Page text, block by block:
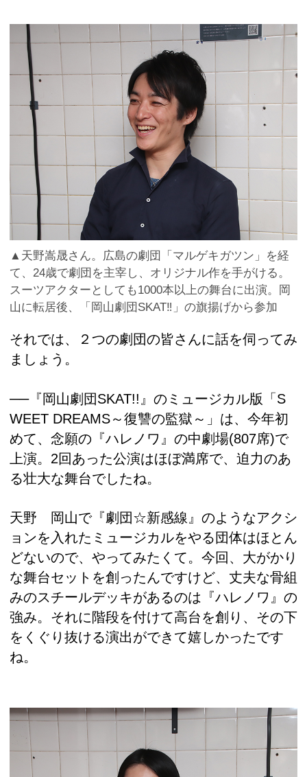
▲天野嵩晟さん。広島の劇団「マルゲキガツン」を経
て、24歳で劇団を主宰し、オリジナル作を手がける。
スーツアクターとしても1000本以上の舞台に出演。岡
山に転居後、「岡山劇団SKAT‼」の旗揚げから参加
それでは、２つの劇団の皆さんに話を伺ってみ
ましょう。
──『岡山劇団SKAT!!』のミュージカル版「S
WEET DREAMS～復讐の監獄～」は、今年初
めて、念願の『ハレノワ』の中劇場(807席)で
上演。2回あった公演はほぼ満席で、迫力のあ
る壮大な舞台でしたね。
天野 岡山で『劇団☆新感線』のようなアクシ
ョンを入れたミュージカルをやる団体はほとん
どないので、やってみたくて。今回、大がかり
な舞台セットを創ったんですけど、丈夫な骨組
みのスチールデッキがあるのは『ハレノワ』の
強み。それに階段を付けて高台を創り、その下
をくぐり抜ける演出ができて嬉しかったです
ね。